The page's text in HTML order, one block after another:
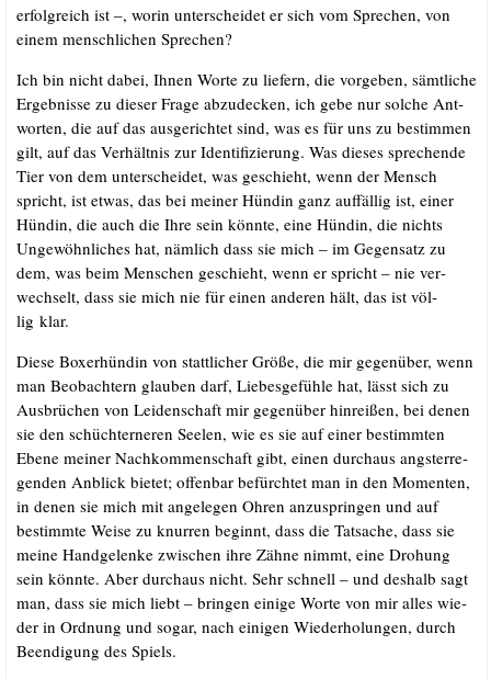
erfolg­reich ist –, wor­in unter­schei­det er sich vom Spre­chen, von
einem mensch­li­chen Sprechen?
Ich bin nicht dabei, Ihnen Wor­te zu lie­fern, die vor­ge­ben, sämt­li­che
Ergeb­nis­se zu die­ser Fra­ge abzu­de­cken, ich gebe nur sol­che Ant­
wor­ten, die auf das aus­ge­rich­tet sind, was es für uns zu bestim­men
gilt, auf das Ver­hält­nis zur Iden­ti­fi­zie­rung. Was die­ses spre­chen­de
Tier von dem unter­schei­det, was geschieht, wenn der Mensch
spricht, ist etwas, das bei mei­ner Hün­din ganz auf­fäl­lig ist, einer
Hün­din, die auch die Ihre sein könn­te, eine Hün­din, die nichts
Unge­wöhn­li­ches hat, näm­lich dass sie mich – im Gegen­satz zu
dem, was beim Men­schen geschieht, wenn er spricht – nie ver­
wech­selt, dass sie mich nie für einen ande­ren hält, das ist völ­
lig klar.
Die­se Boxer­hün­din von statt­li­cher Grö­ße, die mir gegen­über, wenn
man Beob­ach­tern glau­ben darf, Lie­bes­ge­füh­le hat, lässt sich zu
Aus­brü­chen von Lei­den­schaft mir gegen­über hin­rei­ßen, bei denen
sie den schüch­ter­ne­ren See­len, wie es sie auf einer bestimm­ten
Ebe­ne mei­ner Nach­kom­men­schaft gibt, einen durch­aus angst­er­re­
gen­den Anblick bie­tet; offen­bar befürch­tet man in den Momen­ten,
in denen sie mich mit ange­le­gen Ohren anzu­sprin­gen und auf
bestimm­te Wei­se zu knur­ren beginnt, dass die Tat­sa­che, dass sie
mei­ne Hand­ge­len­ke zwi­schen ihre Zäh­ne nimmt, eine Dro­hung
sein könn­te. Aber durch­aus nicht. Sehr schnell – und des­halb sagt
man, dass sie mich liebt – brin­gen eini­ge Wor­te von mir alles wie­
der in Ord­nung und sogar, nach eini­gen Wie­der­ho­lun­gen, durch
Been­di­gung des Spiels.